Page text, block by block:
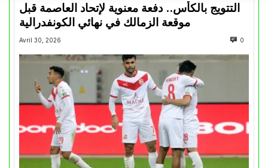
التتويج بالكأس.. دفعة معنوية لإتحاد العاصمة قبل
موقعة الزمالك في نهائي الكونفدرالية
Avril 30, 2026 0